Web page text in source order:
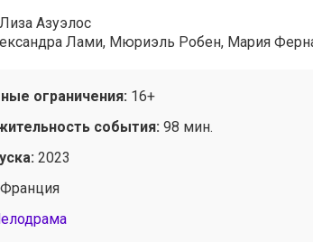
Азуэлос
Лами, Мюриэль Робен, Мария
ограничения: 16+
события: 98 мин.
2023
Франция